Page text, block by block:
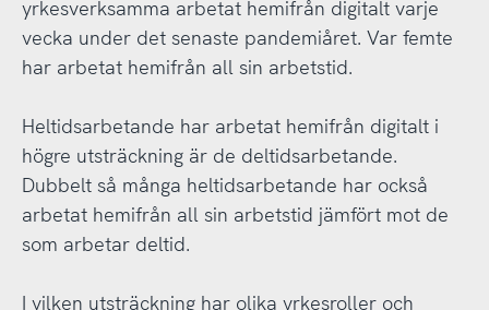
yrkesverksamma arbetat hemifrån digitalt varje
vecka under det senaste pandemiåret. Var femte
har arbetat hemifrån all sin arbetstid.
Heltidsarbetande har arbetat hemifrån digitalt i
högre utsträckning är de deltidsarbetande.
Dubbelt så många heltidsarbetande har också
arbetat hemifrån all sin arbetstid jämfört mot de
som arbetar deltid.
I vilken utsträckning har olika yrkesroller och